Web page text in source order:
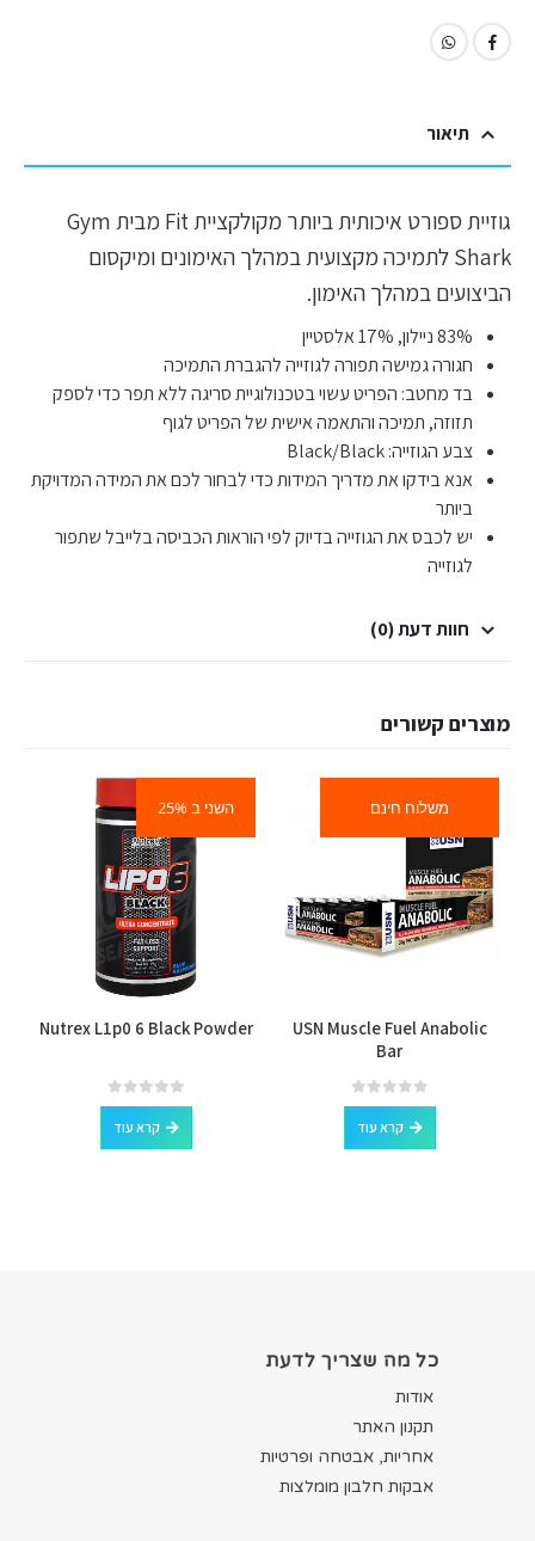
תיאור
גוזיית ספורט איכותית ביותר מקולקציית Fit מבית Gym
Shark לתמיכה מקצועית במהלך האימונים ומיקסום
הביצועים במהלך האימון.
83% ניילון, 17% אלסטיין
חגורה גמישה תפורה לגוזייה להגברת התמיכה
בד מחטב: הפריט עשוי בטכנולוגיית סריגה ללא תפר כדי לספק
תזוזה, תמיכה והתאמה אישית של הפריט לגוף
צבע הגוזייה: Black/Black
אנא בידקו את מדריך המידות כדי לבחור לכם את המידה המדויקת
ביותר
יש לכבס את הגוזייה בדיוק לפי הוראות הכביסה בלייבל שתפור
לגוזייה
חוות דעת (0)
מוצרים קשורים
משלוח חינם
USN Muscle Fuel Anabolic
Bar
0
out of 5
קרא עוד
השני ב 25%
Nutrex L1p0 6 Black Powder
0
out of 5
קרא עוד
כל מה שצריך לדעת
אודות
תקנון האתר
אחריות, אבטחה ופרטיות
אבקות חלבון מומלצות